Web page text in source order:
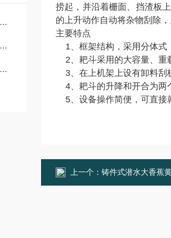
捞起，并沿着栅面、挡渣板
的上升动作自动将杂物刮除
主要特点
1、框架结构，采用分体式
2、耙斗采用的大容量、重
3、在上机架上设有卸料刮
4、耙斗的升降和开合为两
5、设备操作简便，可直接
上一个： 铸件式潜水大香蕉黄